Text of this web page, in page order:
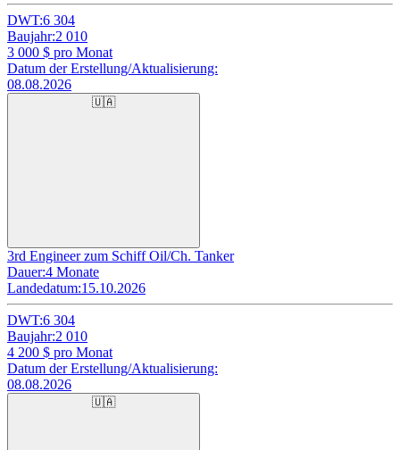
DWT:6 304
Baujahr:2 010
3 000 $ pro Monat
Datum der Erstellung/Aktualisierung:
08.08.2026
🇺🇦
3rd Engineer zum Schiff Oil/Ch. Tanker
Dauer:4 Monate
Landedatum:15.10.2026
DWT:6 304
Baujahr:2 010
4 200 $ pro Monat
Datum der Erstellung/Aktualisierung:
08.08.2026
🇺🇦